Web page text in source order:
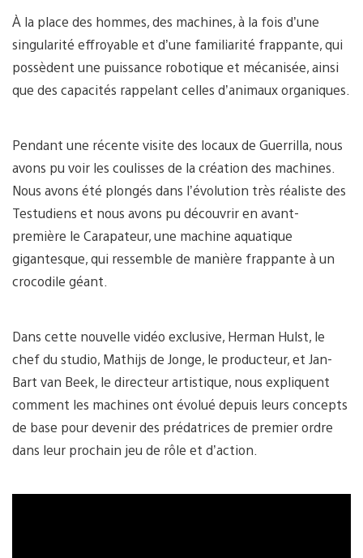
À la place des hommes, des machines, à la fois d’une
singularité effroyable et d’une familiarité frappante, qui
possèdent une puissance robotique et mécanisée, ainsi
que des capacités rappelant celles d’animaux organiques.
Pendant une récente visite des locaux de Guerrilla, nous
avons pu voir les coulisses de la création des machines.
Nous avons été plongés dans l’évolution très réaliste des
Testudiens et nous avons pu découvrir en avant-
première le Carapateur, une machine aquatique
gigantesque, qui ressemble de manière frappante à un
crocodile géant.
Dans cette nouvelle vidéo exclusive, Herman Hulst, le
chef du studio, Mathijs de Jonge, le producteur, et Jan-
Bart van Beek, le directeur artistique, nous expliquent
comment les machines ont évolué depuis leurs concepts
de base pour devenir des prédatrices de premier ordre
dans leur prochain jeu de rôle et d’action.